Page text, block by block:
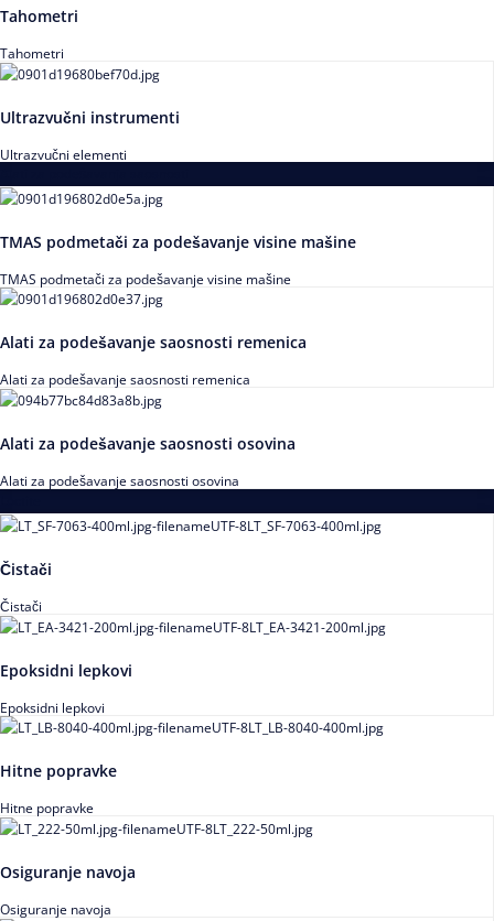
Tahometri
Tahometri
Ultrazvučni instrumenti
Ultrazvučni elementi
TMAS podmetači za podešavanje visine mašine
TMAS podmetači za podešavanje visine mašine
Alati za podešavanje saosnosti remenica
Alati za podešavanje saosnosti remenica
Alati za podešavanje saosnosti osovina
Alati za podešavanje saosnosti osovina
Čistači
Čistači
Epoksidni lepkovi
Epoksidni lepkovi
Hitne popravke
Hitne popravke
Osiguranje navoja
Osiguranje navoja